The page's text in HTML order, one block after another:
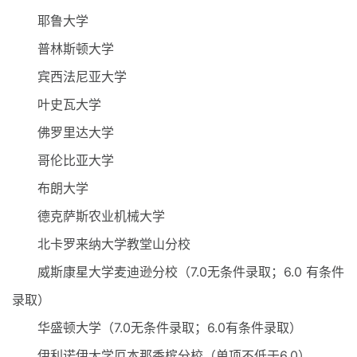
耶鲁大学
普林斯顿大学
宾西法尼亚大学
叶史瓦大学
佛罗里达大学
哥伦比亚大学
布朗大学
德克萨斯农业机械大学
北卡罗来纳大学教堂山分校
威斯康星大学麦迪逊分校（7.0无条件录取；6.0 有条件
录取）
华盛顿大学（7.0无条件录取；6.0有条件录取）